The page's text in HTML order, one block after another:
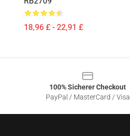
18,96 £ - 22,91 £
100% Sicherer Checkout
PayPal / MasterCard / Visa